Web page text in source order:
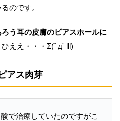
のです。
う耳の皮膚のピアスホールに
ひええ・・・Σ(ﾟдﾟlll)
アス肉芽
で治療していたのですがこ